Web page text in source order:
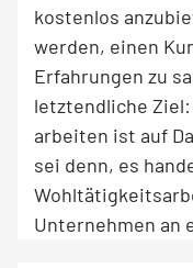
kostenlos
werden, einen
Erfahrungen zu
letztendliche
arbeiten ist auf
sei denn, es
Unternehmen an